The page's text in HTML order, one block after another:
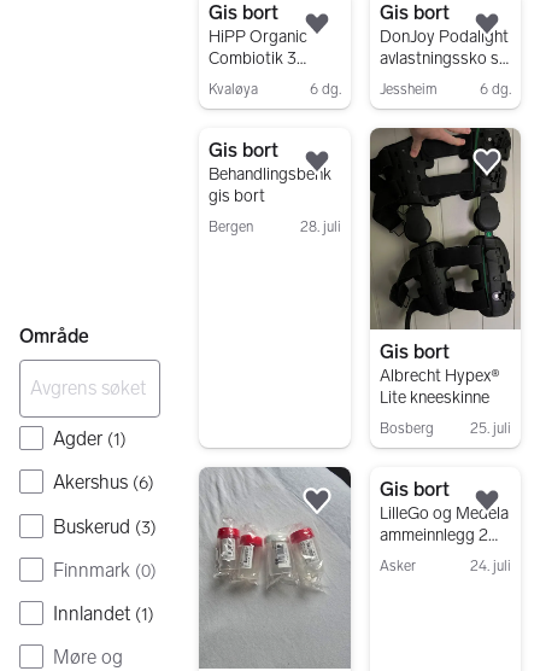
Område
Agder (1)
Akershus (6)
Buskerud (3)
Finnmark (0)
Innlandet (1)
Møre og
Gis bort
HiPP Organic
Combiotik 3
tilskuddsblanding
Kvaløya 6 dg.
Legg til som favoritt.
Gis bort
DonJoy Podalight
avlastningssko str
M
Jessheim 6 dg.
Gis bort
Behandlingsbenk
gis bort
Bergen 28. juli
Legg til som favoritt.
Gis bort
Albrecht Hypex®
Lite kneeskinne
Bosberg 25. juli
Legg til som favoritt.
Gis bort
LilleGo og Medela
ammeinnlegg 2
pakker x60
Asker 24. juli